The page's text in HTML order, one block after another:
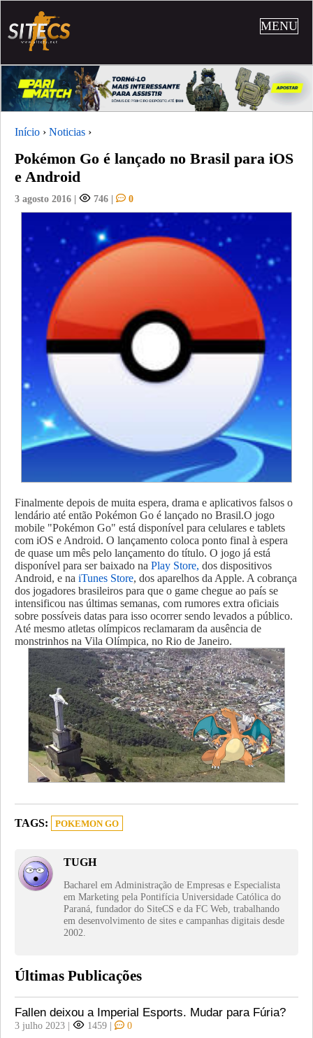
MENU
Início › Noticias ›
Pokémon Go é lançado no Brasil para iOS
e Android
3 agosto 2016 | 746 | 0
Finalmente depois de muita espera, drama e aplicativos falsos o
lendário até então Pokémon Go é lançado no Brasil.O jogo
mobile "Pokémon Go" está disponível para celulares e tablets
com iOS e Android. O lançamento coloca ponto final à espera
de quase um mês pelo lançamento do título. O jogo já está
disponível para ser baixado na Play Store, dos dispositivos
Android, e na iTunes Store, dos aparelhos da Apple. A cobrança
dos jogadores brasileiros para que o game chegue ao país se
intensificou nas últimas semanas, com rumores extra oficiais
sobre possíveis datas para isso ocorrer sendo levados a público.
Até mesmo atletas olímpicos reclamaram da ausência de
monstrinhos na Vila Olímpica, no Rio de Janeiro.
TAGS: POKEMON GO
TUGH
Bacharel em Administração de Empresas e Especialista
em Marketing pela Pontifícia Universidade Católica do
Paraná, fundador do SiteCS e da FC Web, trabalhando
em desenvolvimento de sites e campanhas digitais desde
2002.
Últimas Publicações
Fallen deixou a Imperial Esports. Mudar para Fúria?
3 julho 2023 | 1459 | 0